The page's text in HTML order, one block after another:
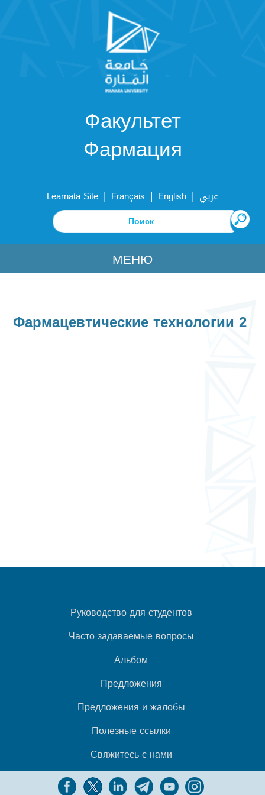
Факультет
Фармация
Learnata Site | Français | English | عربي
МЕНЮ
Фармацевтические технологии 2
Руководство для студентов
Часто задаваемые вопросы
Альбом
Предложения
Предложения и жалобы
Полезные ссылки
Свяжитесь с нами